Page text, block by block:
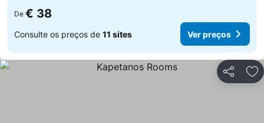
De € 38
Consulte os preços de 11 sites Ver preços
Partilhar